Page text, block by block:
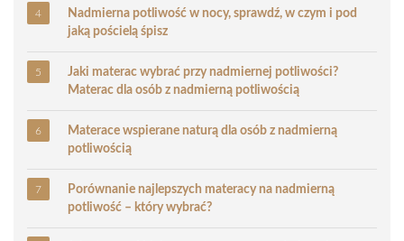
Nadmierna potliwość w nocy, sprawdź, w czym i pod
jaką pościelą śpisz
Jaki materac wybrać przy nadmiernej potliwości?
Materac dla osób z nadmierną potliwością
Materace wspierane naturą dla osób z nadmierną
potliwością
Porównanie najlepszych materacy na nadmierną
potliwość – który wybrać?